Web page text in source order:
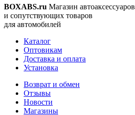
BOXABS.ru Магазин автоаксессуаров
и сопутствующих товаров
для автомобилей
Каталог
Оптовикам
Доставка и оплата
Установка
Возврат и обмен
Отзывы
Новости
Магазины